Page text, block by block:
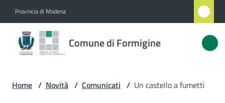
Provincia di Modena
Comune di Formigine
Comune
di
Home / Novità / Comunicati / Un castello a fumetti